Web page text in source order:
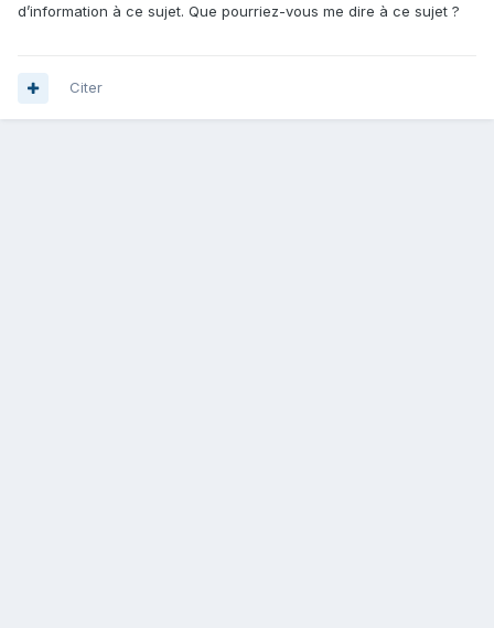
d’information à ce sujet. Que pourriez-vous me dire à ce sujet ?
Citer